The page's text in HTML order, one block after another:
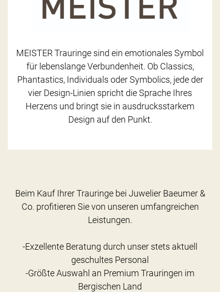
MEISTER Trauringe sind ein emotionales Symbol
für lebenslange Verbundenheit. Ob Classics,
Phantastics, Individuals oder Symbolics, jede der
vier Design-Linien spricht die Sprache Ihres
Herzens und bringt sie in ausdrucksstarkem
Design auf den Punkt.
Beim Kauf Ihrer Trauringe bei Juwelier Baeumer &
Co. profitieren Sie von unseren umfangreichen
Leistungen.
-Exzellente Beratung durch unser stets aktuell
geschultes Personal
-Größte Auswahl an Premium Trauringen im
Bergischen Land